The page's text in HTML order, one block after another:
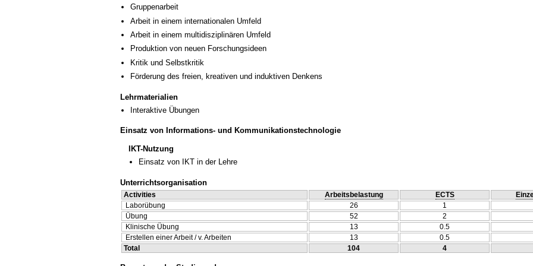
Gruppenarbeit
Arbeit in einem internationalen Umfeld
Arbeit in einem multidisziplinären Umfeld
Produktion von neuen Forschungsideen
Kritik und Selbstkritik
Förderung des freien, kreativen und induktiven Denkens
Lehrmaterialien
Interaktive Übungen
Einsatz von Informations- und Kommunikationstechnologie
IKT-Nutzung
Einsatz von IKT in der Lehre
Unterrichtsorganisation
Activities Arbeitsbelastung ECTS
Laborübung
26
1
Übung
52
2
Klinische Übung
13
0.5
Erstellen einer Arbeit / v. Arbeiten
13
0.5
Total
104 4